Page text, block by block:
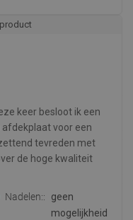
keer besloot ik een
voor een
tevreden met
de hoge kwaliteit
Nadelen:
geen
mogelijkheid